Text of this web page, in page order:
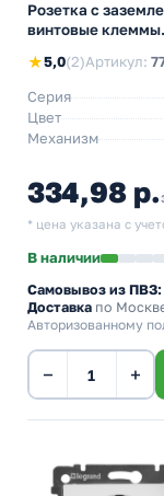
Розетка с
винтовые
★5,0(2)Артикул:
Серия
Цвет
Механизм
334,98 р.
* цена указана с
В наличии
Самовывоз из ПВЗ:
Доставка по
Авторизованному
− +